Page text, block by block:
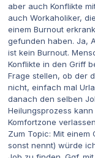
aber auch Konflikte
auch Workaholiker,
einem Burnout
gefunden haben. Ja,
ist kein Burnout.
Konflikte in den Griff
Frage stellen, ob der
nicht, einfach mal
danach den selben
Heilungsprozess
Komfortzone
Zum Topic: Mit
sonst nennt) würde